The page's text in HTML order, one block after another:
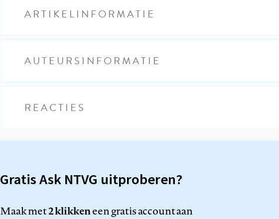
ARTIKELINFORMATIE
AUTEURSINFORMATIE
REACTIES
Gratis Ask NTVG uitproberen?
Maak met2 klikkeneen gratis account aan